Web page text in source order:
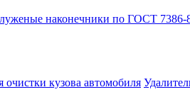
наконечники по ГОСТ 7386-
очистки кузова автомобиля